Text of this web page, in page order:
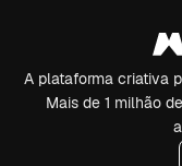
A plataforma criativa
Mais de 1 milhão